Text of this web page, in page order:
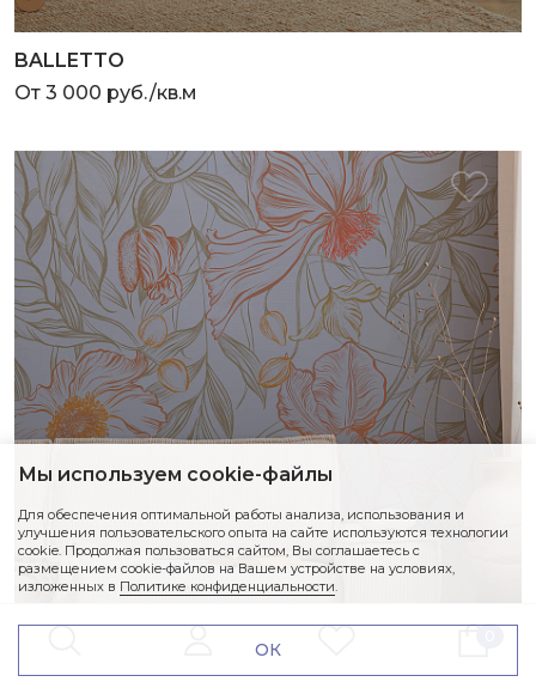
BALLETTO
От 3 000 руб./кв.м
Мы используем cookie-файлы
Для обеспечения оптимальной работы анализа, использования и
улучшения пользовательского опыта на сайте используются технологии
cookie. Продолжая пользоваться сайтом, Вы соглашаетесь с
размещением cookie-файлов на Вашем устройстве на условиях,
изложенных в Политике конфиденциальности.
ОК